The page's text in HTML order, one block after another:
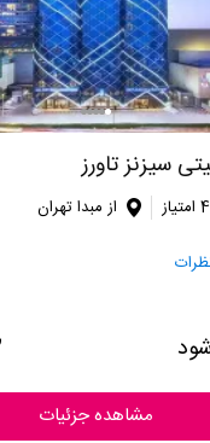
سیزنز تاورز
از مبدا تهران
مشاهده جزئیات